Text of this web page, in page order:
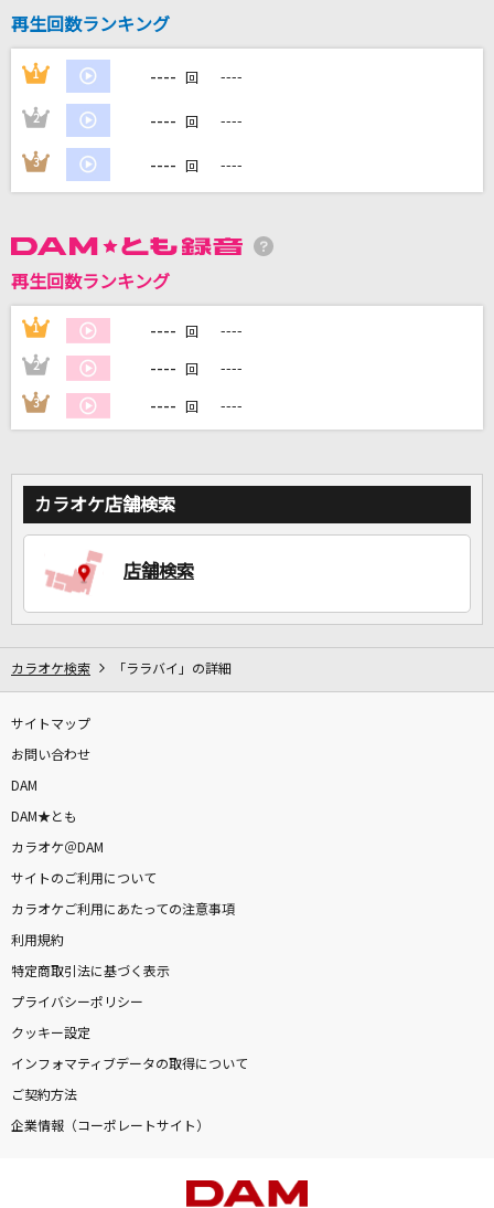
King Gnu
DAMに会員登録・ログインして
再生回数ランキング
1 ---- 回 ----
2 ---- 回 ----
3 ---- 回 ----
再生回数ランキング
1 ---- 回 ----
2 ---- 回 ----
3 ---- 回 ----
カラオケ店舗検索
店舗検索
カラオケ検索 「ララバイ」の詳細
サイトマップ
お問い合わせ
DAM
DAM★とも
カラオケ＠DAM
サイトのご利用について
カラオケご利用にあたっての注意事項
利用規約
特定商取引法に基づく表示
プライバシーポリシー
クッキー設定
インフォマティブデータの取得について
ご契約方法
企業情報（コーポレートサイト）